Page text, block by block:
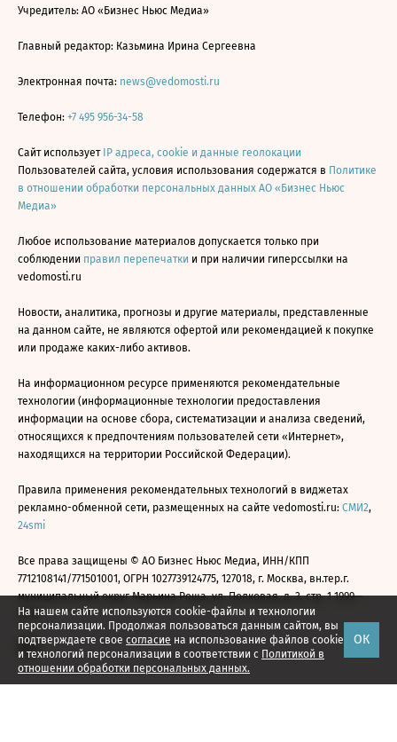
На нашем сайте используются cookie-файлы и технологии
персонализации. Продолжая пользоваться данным сайтом, вы
подтверждаете свое согласие на использование файлов cookie
и технологий персонализации в соответствии с Политикой в
отношении обработки персональных данных.
ОК
Учредитель: АО «Бизнес Ньюс Медиа»
Главный редактор: Казьмина Ирина Сергеевна
Электронная почта: news@vedomosti.ru
Телефон: +7 495 956-34-58
Сайт использует IP адреса, cookie и данные геолокации
Пользователей сайта, условия использования содержатся в Политике
в отношении обработки персональных данных АО «Бизнес Ньюс
Медиа»
Любое использование материалов допускается только при
соблюдении правил перепечатки и при наличии гиперссылки на
vedomosti.ru
Новости, аналитика, прогнозы и другие материалы, представленные
на данном сайте, не являются офертой или рекомендацией к покупке
или продаже каких-либо активов.
На информационном ресурсе применяются рекомендательные
технологии (информационные технологии предоставления
информации на основе сбора, систематизации и анализа сведений,
относящихся к предпочтениям пользователей сети «Интернет»,
находящихся на территории Российской Федерации).
Правила применения рекомендательных технологий в виджетах
рекламно-обменной сети, размещенных на сайте vedomosti.ru: СМИ2,
24smi
Все права защищены © АО Бизнес Ньюс Медиа, ИНН/КПП
7712108141/771501001, ОГРН 1027739124775, 127018, г. Москва, вн.тер.г.
муниципальный округ Марьина Роща, ул. Полковая, д. 3, стр. 1 1999—
2026